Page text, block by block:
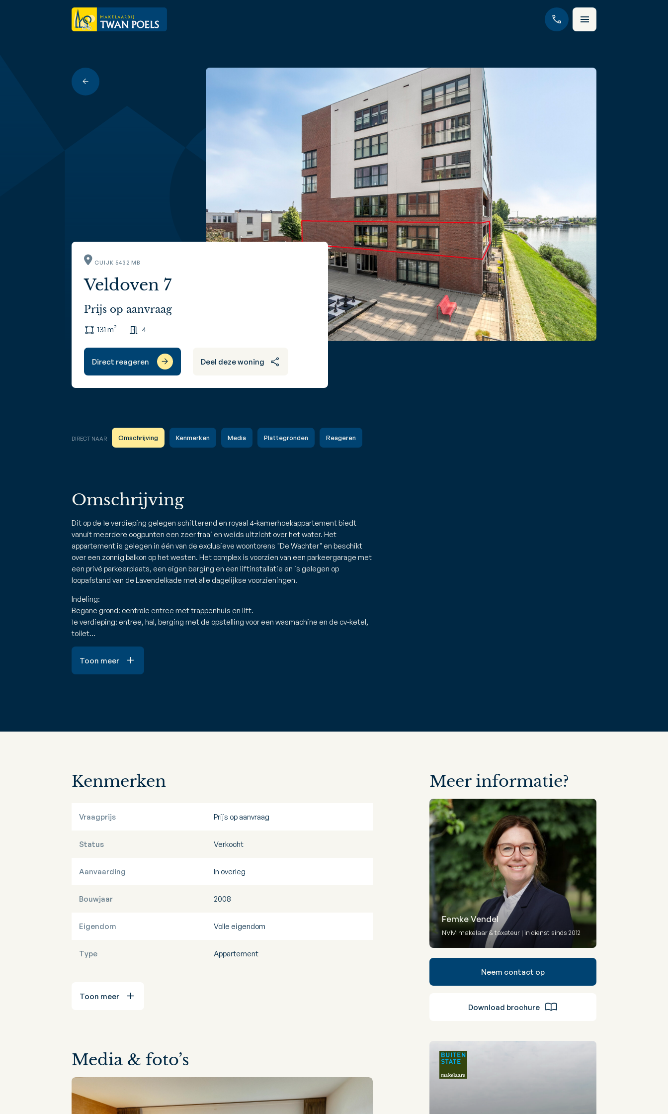
CUIJK 5432 MB
Veldoven 7
Prijs op aanvraag
131 m² 4
Direct reageren Deel deze woning
DIRECT NAAR Omschrijving Kenmerken Media Plattegronden Reageren
Omschrijving
Dit op de 1e verdieping gelegen schitterend en royaal 4-kamerhoekappartement biedt
vanuit meerdere oogpunten een zeer fraai en weids uitzicht over het water. Het
appartement is gelegen in één van de exclusieve woontorens "De Wachter" en beschikt
over een zonnig balkon op het westen. Het complex is voorzien van een parkeergarage met
een privé parkeerplaats, een eigen berging en een liftinstallatie en is gelegen op
loopafstand van de Lavendelkade met alle dagelijkse voorzieningen.
Indeling:
Begane grond: centrale entree met trappenhuis en lift.
1e verdieping: entree, hal, berging met de opstelling voor een wasmachine en de cv-ketel,
toilet…
Toon meer
Kenmerken
Vraagprijs Prijs op aanvraag
Status Verkocht
Aanvaarding In overleg
Bouwjaar 2008
Eigendom Volle eigendom
Type Appartement
Toon meer
Media & foto’s
Meer informatie?
Femke Vendel
NVM makelaar & taxateur | in dienst sinds 2012
Neem contact op
Download brochure